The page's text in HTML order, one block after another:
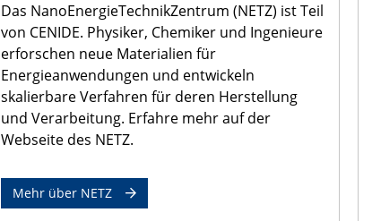
Das NanoEnergieTechnikZentrum (NETZ) ist Teil
von CENIDE. Physiker, Chemiker und Ingenieure
erforschen neue Materialien für
Energieanwendungen und entwickeln
skalierbare Verfahren für deren Herstellung
und Verarbeitung. Erfahre mehr auf der
Webseite des NETZ.
Mehr über NETZ